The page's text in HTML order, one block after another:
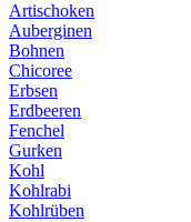
Artischoken
Auberginen
Bohnen
Chicoree
Erbsen
Erdbeeren
Fenchel
Gurken
Kohl
Kohlrabi
Kohlrüben